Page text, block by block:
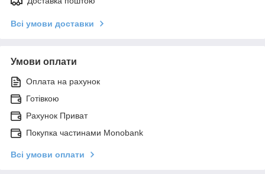
Всі умови доставки
Умови оплати
Оплата на рахунок
Готівкою
Рахунок Приват
Покупка частинами Monobank
Всі умови оплати